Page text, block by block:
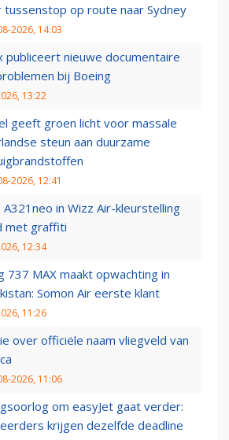
tussenstop op route naar Sydney
2026, 14:03
publiceert nieuwe documentaire
bij Boeing
13:22
geeft groen licht voor massale
steun aan duurzame
2026, 12:41
A321neo in Wizz Air-kleurstelling
met graffiti
12:34
737 MAX maakt opwachting in
Somon Air eerste klant
11:26
over officiële naam vliegveld van
2026, 11:06
om easyJet gaat verder:
krijgen dezelfde deadline